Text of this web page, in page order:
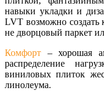
навыки укладки и
LVT возможно создать
не дворцовый паркет
Комфорт – хорошая
распределение
виниловых плиток
линолеума.